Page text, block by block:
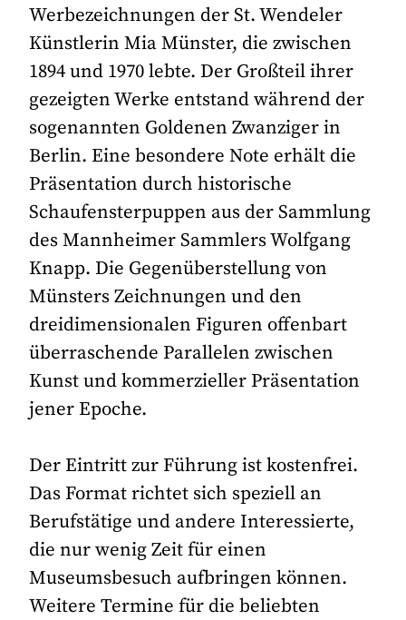
Werbezeichnungen der St. Wendeler
Künstlerin Mia Münster, die zwischen
1894 und 1970 lebte. Der Großteil ihrer
gezeigten Werke entstand während der
sogenannten Goldenen Zwanziger in
Berlin. Eine besondere Note erhält die
Präsentation durch historische
Schaufensterpuppen aus der Sammlung
des Mannheimer Sammlers Wolfgang
Knapp. Die Gegenüberstellung von
Münsters Zeichnungen und den
dreidimensionalen Figuren offenbart
überraschende Parallelen zwischen
Kunst und kommerzieller Präsentation
jener Epoche.
Der Eintritt zur Führung ist kostenfrei.
Das Format richtet sich speziell an
Berufstätige und andere Interessierte,
die nur wenig Zeit für einen
Museumsbesuch aufbringen können.
Weitere Termine für die beliebten